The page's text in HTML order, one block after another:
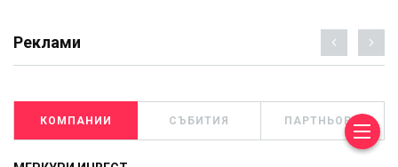
Реклами
КОМПАНИИ СЪБИТИЯ ПАРТНЬОРИ